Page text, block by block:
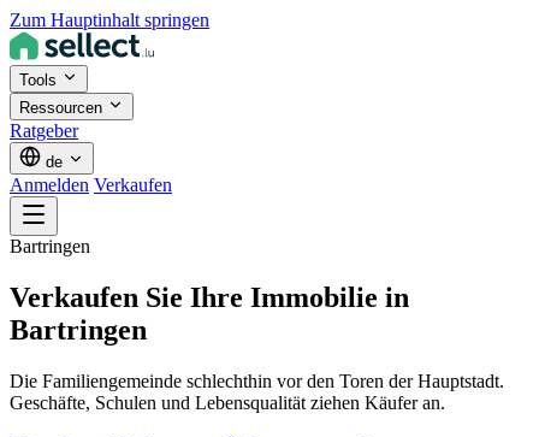
Zum Hauptinhalt springen
Tools
Ressourcen
Ratgeber
de
Anmelden Verkaufen
Bartringen
Verkaufen Sie Ihre Immobilie in
Bartringen
Die Familiengemeinde schlechthin vor den Toren der Hauptstadt.
Geschäfte, Schulen und Lebensqualität ziehen Käufer an.